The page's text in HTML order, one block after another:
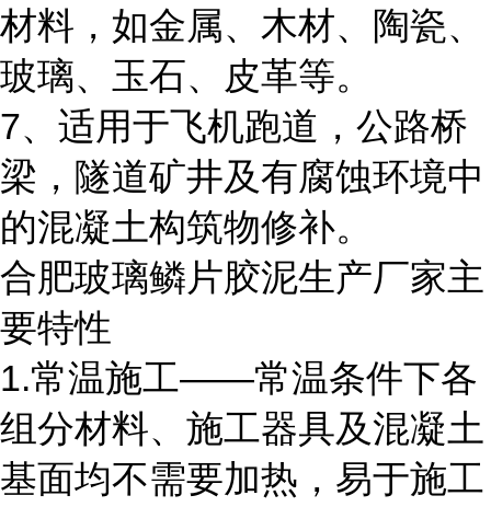
材料，如金属、木材、陶瓷、
玻璃、玉石、皮革等。
7、适用于飞机跑道，公路桥
梁，隧道矿井及有腐蚀环境中
的混凝土构筑物修补。
合肥玻璃鳞片胶泥生产厂家主
要特性
1.常温施工――常温条件下各
组分材料、施工器具及混凝土
基面均不需要加热，易于施工